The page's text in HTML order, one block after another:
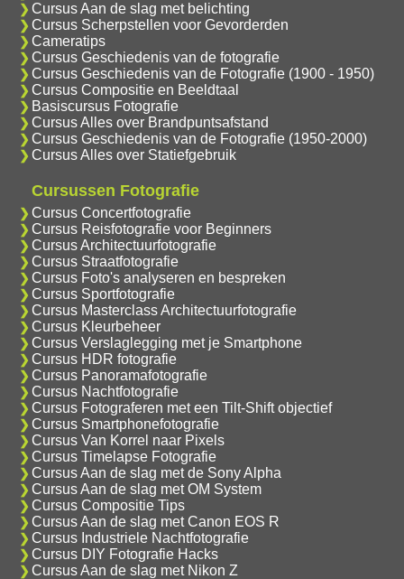
Cursus Aan de slag met belichting
Cursus Scherpstellen voor Gevorderden
Cameratips
Cursus Geschiedenis van de fotografie
Cursus Geschiedenis van de Fotografie (1900 - 1950)
Cursus Compositie en Beeldtaal
Basiscursus Fotografie
Cursus Alles over Brandpuntsafstand
Cursus Geschiedenis van de Fotografie (1950-2000)
Cursus Alles over Statiefgebruik
Cursussen Fotografie
Cursus Concertfotografie
Cursus Reisfotografie voor Beginners
Cursus Architectuurfotografie
Cursus Straatfotografie
Cursus Foto's analyseren en bespreken
Cursus Sportfotografie
Cursus Masterclass Architectuurfotografie
Cursus Kleurbeheer
Cursus Verslaglegging met je Smartphone
Cursus HDR fotografie
Cursus Panoramafotografie
Cursus Nachtfotografie
Cursus Fotograferen met een Tilt-Shift objectief
Cursus Smartphonefotografie
Cursus Van Korrel naar Pixels
Cursus Timelapse Fotografie
Cursus Aan de slag met de Sony Alpha
Cursus Aan de slag met OM System
Cursus Compositie Tips
Cursus Aan de slag met Canon EOS R
Cursus Industriele Nachtfotografie
Cursus DIY Fotografie Hacks
Cursus Aan de slag met Nikon Z